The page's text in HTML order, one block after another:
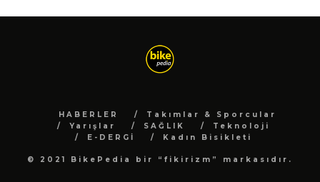
HABERLER
Takımlar & Sporcular
Yarışlar
SAĞLIK
Teknoloji
E-DERGİ
Kadın Bisikleti
© 2021 BikePedia bir “fikirizm” markasıdır.